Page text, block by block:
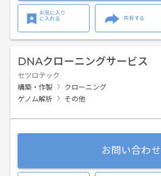
お気に入り
に入れる
共有する
DNAクローニングサービス
セツロテック
構築・作製
クローニング
ゲノム解析
その他
お問い合わせ